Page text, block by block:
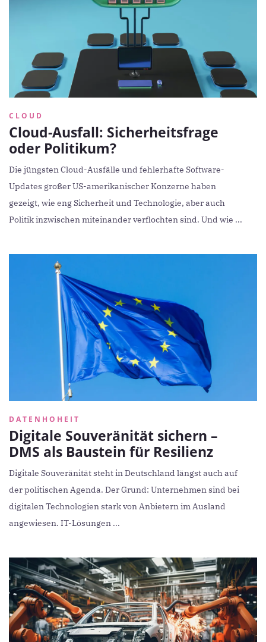
CLOUD
Cloud-Ausfall: Sicherheitsfrage
oder Politikum?
Die jüngsten Cloud-Ausfälle und fehlerhafte Software-
Updates großer US-amerikanischer Konzerne haben
gezeigt, wie eng Sicherheit und Technologie, aber auch
Politik inzwischen miteinander verflochten sind. Und wie ...
DATENHOHEIT
Digitale Souveränität sichern –
DMS als Baustein für Resilienz
Digitale Souveränität steht in Deutschland längst auch auf
der politischen Agenda. Der Grund: Unternehmen sind bei
digitalen Technologien stark von Anbietern im Ausland
angewiesen. IT-Lösungen ...